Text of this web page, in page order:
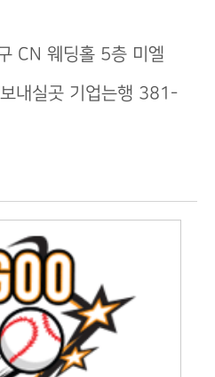
CN 웨딩홀 5층 미엘
내실곳 기업는행 381-